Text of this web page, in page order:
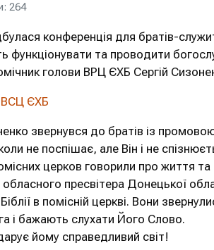
264
конференція для братів-
функціонувати та проводити
голови ВРЦ ЄХБ Сергій
ВСЦ ЄХБ
звернувся до братів із
не поспішає, але Він і не
церков говорили про життя
пресвітера Донецької
в помісній церкві. Вони
і бажають слухати Його Слово.
йому справедливий світ!